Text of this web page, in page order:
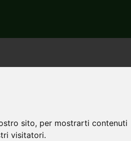
sito, per mostrarti contenuti
visitatori.
Filtri ricerca